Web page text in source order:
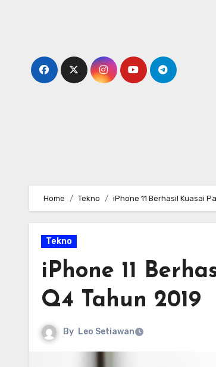
Home Tekno iPhone 11 Berhasil Kuasai
Tekno
iPhone 11
Q4 Tahun 2019
By Leo Setiawan